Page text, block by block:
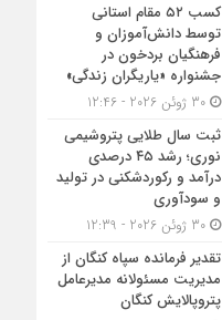
کسب ۵۲ مقام استانی
توسط دانش‌آموزان و
فرهنگیان بردخون در
جشنواره «یاریگران زندگی»
ثبت سال طلایی پتروشیمی
نوری؛ رشد ۴۵ درصدی
درآمد و رکوردشکنی در تولید
و سودآوری
تقدیر فرمانده سپاه کنگان از
مدیریت مسئولانه مدیرعامل
پتروپالایش کنگان